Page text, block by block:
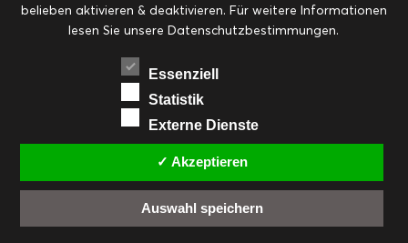
Eingemachtes Ohne Kategorie Ostern Resteküche
RezepteSaisonalSliderStartseite
Suppen, Salate & Vorspeisen
Vorspeisen, Salate & Suppen
Weihnachten Workshops & Events
FACEBOOK PINTEREST EMAIL
belieben aktivieren & deaktivieren. Für weitere Informationen
lesen Sie unsere Datenschutzbestimmungen.
Essenziell
Statistik
Externe Dienste
✓ Akzeptieren
Auswahl speichern